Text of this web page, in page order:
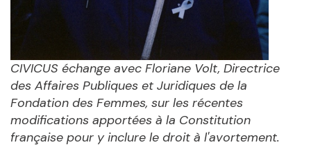
CIVICUS échange avec Floriane Volt, Directrice
des Affaires Publiques et Juridiques de la
Fondation des Femmes, sur les récentes
modifications apportées à la Constitution
française pour y inclure le droit à l'avortement.